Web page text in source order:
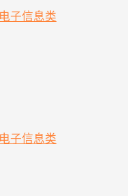
子信息类
子信息类